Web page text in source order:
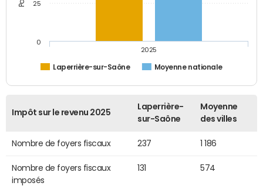
Laperrière-sur-Saône Moyenne nationale
2025
0
25
Impôt sur le revenu 2025
Laperrière-
sur-Saône
Moyenne
des villes
Nombre de foyers fiscaux 237 1 186
Nombre de foyers fiscaux
imposés
131 574